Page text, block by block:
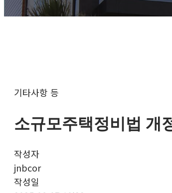
기타사항 등
소규모주택정비법 개
작성자
jnbcor
작성일